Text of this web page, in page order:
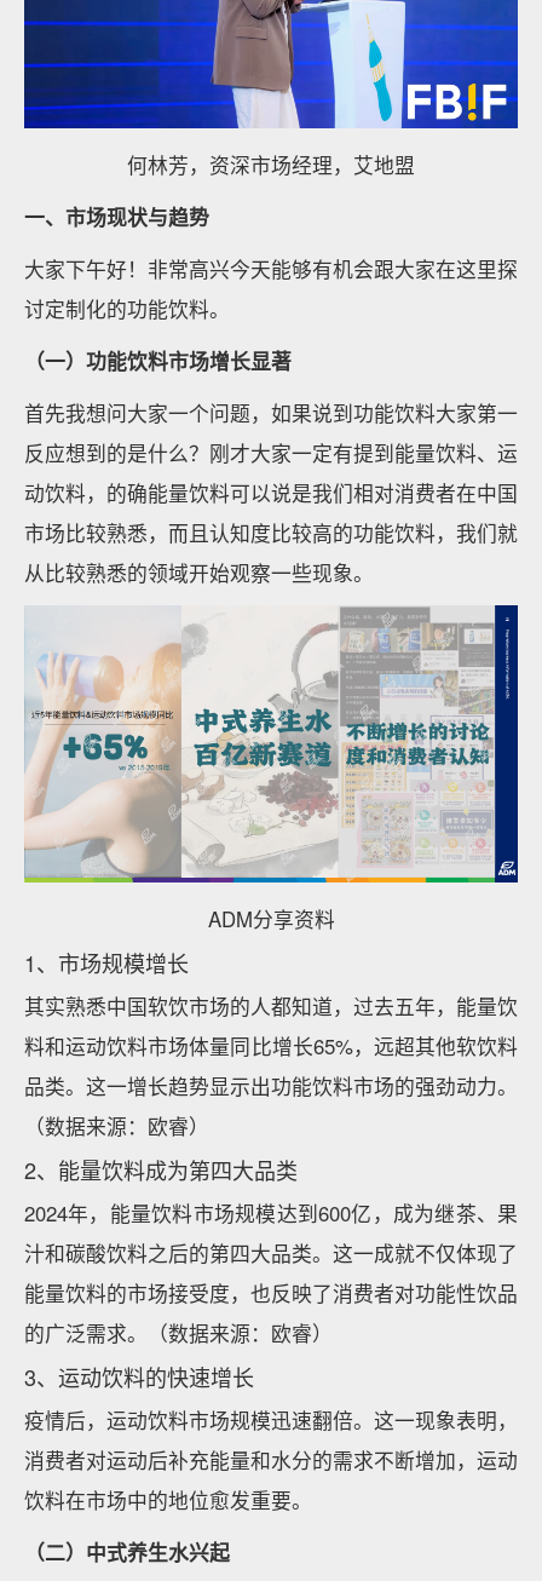
何林芳，资深市场经理，艾地盟
一、市场现状与趋势
大家下午好！非常高兴今天能够有机会跟大家在这里探
讨定制化的功能饮料。
（一）功能饮料市场增长显著
首先我想问大家一个问题，如果说到功能饮料大家第一
反应想到的是什么？刚才大家一定有提到能量饮料、运
动饮料，的确能量饮料可以说是我们相对消费者在中国
市场比较熟悉，而且认知度比较高的功能饮料，我们就
从比较熟悉的领域开始观察一些现象。
ADM分享资料
1、市场规模增长
其实熟悉中国软饮市场的人都知道，过去五年，能量饮
料和运动饮料市场体量同比增长65%，远超其他软饮料
品类。这一增长趋势显示出功能饮料市场的强劲动力。
（数据来源：欧睿）
2、能量饮料成为第四大品类
2024年，能量饮料市场规模达到600亿，成为继茶、果
汁和碳酸饮料之后的第四大品类。这一成就不仅体现了
能量饮料的市场接受度，也反映了消费者对功能性饮品
的广泛需求。（数据来源：欧睿）
3、运动饮料的快速增长
疫情后，运动饮料市场规模迅速翻倍。这一现象表明，
消费者对运动后补充能量和水分的需求不断增加，运动
饮料在市场中的地位愈发重要。
（二）中式养生水兴起